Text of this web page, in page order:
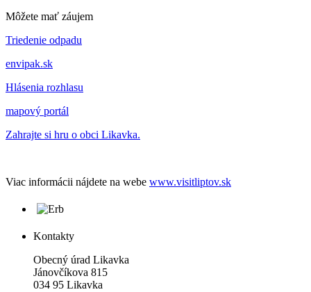
Môžete mať záujem
Triedenie odpadu
envipak.sk
Hlásenia rozhlasu
mapový portál
Zahrajte si hru o obci Likavka.
Viac informácii nájdete na webe www.visitliptov.sk
Kontakty
Obecný úrad Likavka
Jánovčíkova 815
034 95 Likavka